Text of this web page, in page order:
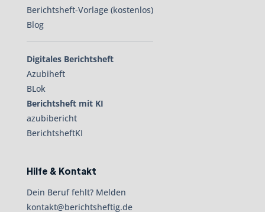
Berichtsheft-Vorlage (kostenlos)
Blog
Digitales Berichtsheft
Azubiheft
BLok
Berichtsheft mit KI
azubibericht
BerichtsheftKI
Hilfe & Kontakt
Dein Beruf fehlt? Melden
kontakt@berichtsheftig.de